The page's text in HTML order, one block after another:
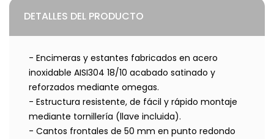
DETALLES DEL PRODUCTO
- Encimeras y estantes fabricados en acero
inoxidable AISI304 18/10 acabado satinado y
reforzados mediante omegas.
- Estructura resistente, de fácil y rápido montaje
mediante tornillería (llave incluida).
- Cantos frontales de 50 mm en punto redondo